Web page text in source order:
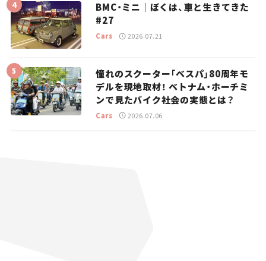
BMC・ミニ｜ぼくは、車と生きてきた
#27
Cars 2026.07.21
憧れのスクーター「ベスパ」80周年モ
デルを現地取材！ ベトナム・ホーチミ
ンで見たバイク社会の実態とは？
Cars 2026.07.06